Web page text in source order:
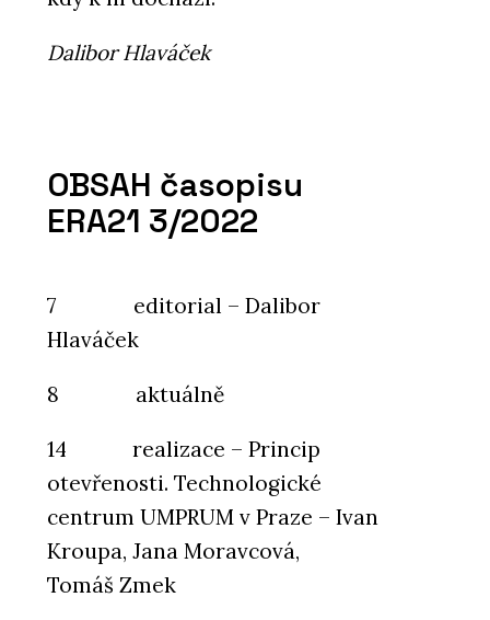
Dalibor Hlaváček
OBSAH časopisu
ERA21 3/2022
7 editorial – Dalibor
Hlaváček
8 aktuálně
14 realizace – Princip
otevřenosti. Technologické
centrum UMPRUM v Praze – Ivan
Kroupa, Jana Moravcová,
Tomáš Zmek